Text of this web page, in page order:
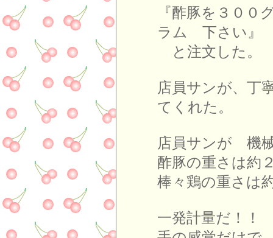
『酢豚を３０
ラム 下さい』
と注文した。
店員サンが、丁
てくれた。
店員サンが 機
酢豚の重さは約
棒々鶏の重さは
一発計量だ！